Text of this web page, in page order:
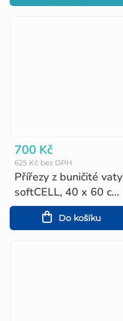
Přířezy z buničité vaty
softCELL, 40 x 60 cm,
5 kg
625 Kč bez DPH
700 Kč
Do košíku